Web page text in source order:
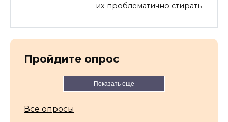
их проблематично стирать
Пройдите опрос
Показать еще
Все опросы